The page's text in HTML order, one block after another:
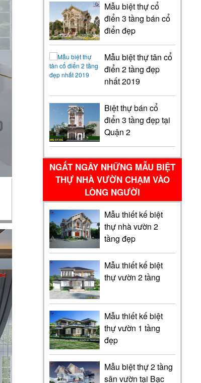
Mẫu biệt thự cổ
điển 3 tầng bán cổ
điển đẹp
Mẫu biệt thự tân cổ
điển 2 tầng đẹp
nhất 2019
Biệt thự bán cổ
điển 3 tầng đẹp tại
Quận 2
NGẤT NGÂY NHỮNG MẪU BIỆT
THỰ NHÀ VƯỜN CHẠM VÀO
LÒNG NGƯỜI
Mẫu thiết kế biệt
thự nhà vườn 2
tầng đẹp
Mẫu thiết kế biệt
thự vườn 2 tầng
Mẫu thiết kế biệt
thự vườn 1 tầng
đẹp
Mẫu biệt thự 2 tầng
sân vườn tại Bạc